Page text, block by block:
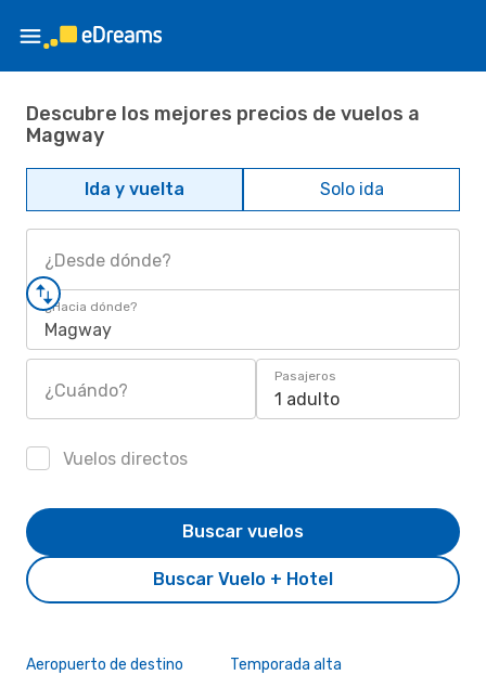
Descubre los mejores precios de vuelos a
Magway
Ida y vuelta Solo ida
¿Desde dónde?
¿Hacia dónde?
Magway
¿Cuándo?
Pasajeros
1 adulto
Vuelos directos
Buscar Vuelo + Hotel
Buscar vuelos
Aeropuerto de destino Temporada alta